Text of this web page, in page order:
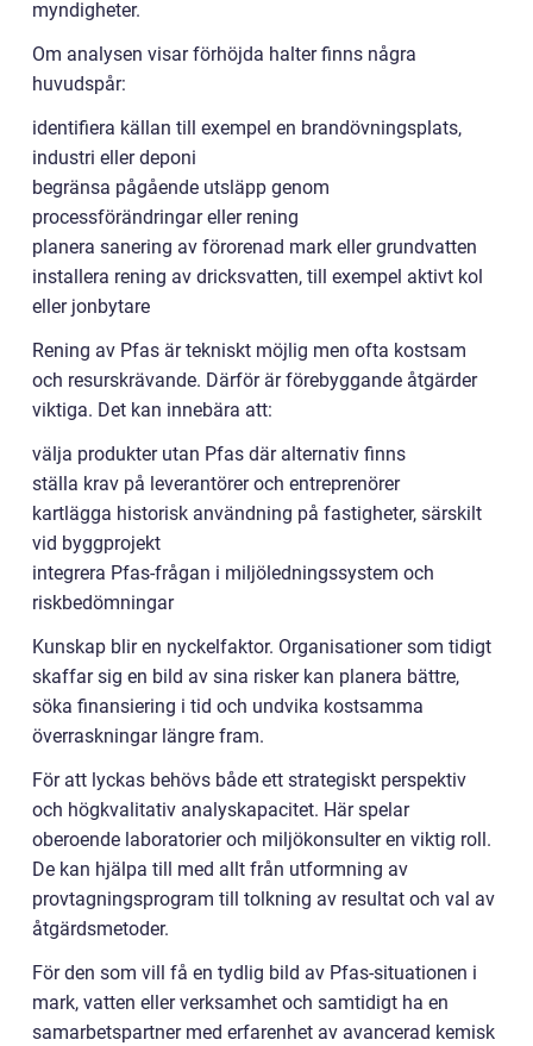
myndigheter.
Om analysen visar förhöjda halter finns några
huvudspår:
identifiera källan till exempel en brandövningsplats,
industri eller deponi
begränsa pågående utsläpp genom
processförändringar eller rening
planera sanering av förorenad mark eller grundvatten
installera rening av dricksvatten, till exempel aktivt kol
eller jonbytare
Rening av Pfas är tekniskt möjlig men ofta kostsam
och resurskrävande. Därför är förebyggande åtgärder
viktiga. Det kan innebära att:
välja produkter utan Pfas där alternativ finns
ställa krav på leverantörer och entreprenörer
kartlägga historisk användning på fastigheter, särskilt
vid byggprojekt
integrera Pfas-frågan i miljöledningssystem och
riskbedömningar
Kunskap blir en nyckelfaktor. Organisationer som tidigt
skaffar sig en bild av sina risker kan planera bättre,
söka finansiering i tid och undvika kostsamma
överraskningar längre fram.
För att lyckas behövs både ett strategiskt perspektiv
och högkvalitativ analyskapacitet. Här spelar
oberoende laboratorier och miljökonsulter en viktig roll.
De kan hjälpa till med allt från utformning av
provtagningsprogram till tolkning av resultat och val av
åtgärdsmetoder.
För den som vill få en tydlig bild av Pfas-situationen i
mark, vatten eller verksamhet och samtidigt ha en
samarbetspartner med erfarenhet av avancerad kemisk